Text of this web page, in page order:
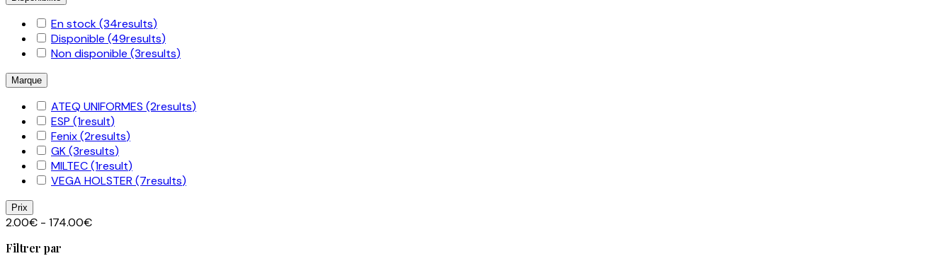
En stock(34results)
Disponible (49results)
Non disponible (3results)
Marque
ATEQ UNIFORMES (2results)
ESP (1result)
Fenix(2results)
GK(3results)
MILTEC(1result)
VEGA HOLSTER (7results)
Prix
2.00€ - 174.00€
Filtrer par